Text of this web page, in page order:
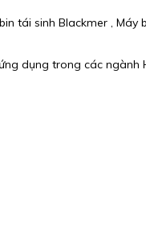
tái sinh Blackmer ,
dụng trong các ngành